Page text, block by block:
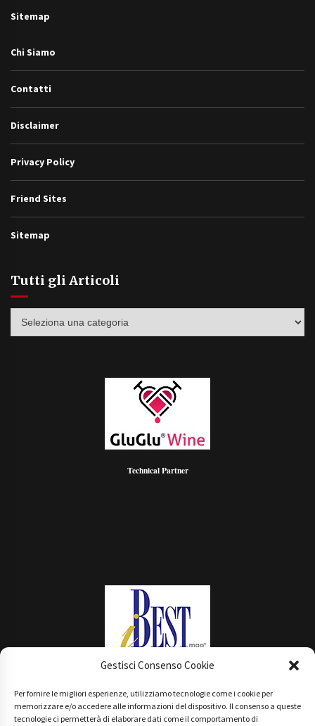
Gestisci Consenso Cookie
Per fornire le migliori esperienze, utilizziamo tecnologie come i cookie per
memorizzare e/o accedere alle informazioni del dispositivo. Il consenso a queste
tecnologie ci permetterà di elaborare dati come il comportamento di
Sitemap
Chi Siamo
Contatti
Disclaimer
Privacy Policy
Friend Sites
Sitemap
Tutti gli Articoli
Technical Partner
Main Partner